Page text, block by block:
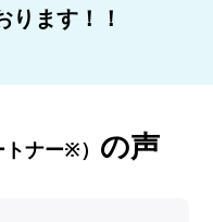
ります！！
ナー※） の声